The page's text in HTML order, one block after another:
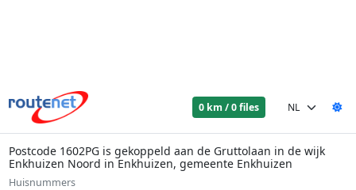
0 km / 0 files
Postcode 1602PG is gekoppeld aan de Gruttolaan in de wijk
Enkhuizen Noord in Enkhuizen, gemeente Enkhuizen
Huisnummers